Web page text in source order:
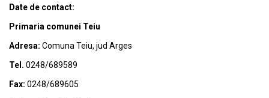
Date de contact:
Primaria comunei Teiu
Adresa: Comuna Teiu, jud Arges
Tel. 0248/689589
Fax: 0248/689605